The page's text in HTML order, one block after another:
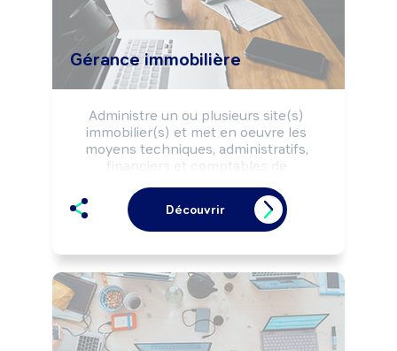
Gérance immobilière
Administre un ou plusieurs site(s)
immobilier(s) et met en oeuvre les
moyens techniques, administratifs,
financiers et comptables de
patrimoine immobilier selon la
réglementation.
Peut coordonner une équipe, diriger
Découvrir